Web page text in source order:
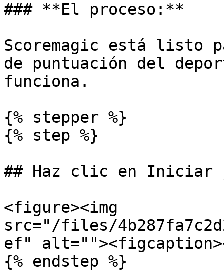
### **El proceso:**
Scoremagic está listo
de puntuación del
funciona.
{% stepper %}
{% step %}
## Haz clic en Iniciar
<figure><img
src="/files/
ef"
{% endstep %}